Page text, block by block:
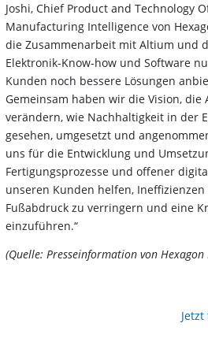
Joshi, Chief Product and Technology
Manufacturing Intelligence von
die Zusammenarbeit mit Altium und
Elektronik-Know-how und Software
Kunden noch bessere Lösungen
Gemeinsam haben wir die Vision, die
verändern, wie Nachhaltigkeit in der
gesehen, umgesetzt und
uns für die Entwicklung und
Fertigungsprozesse und offener
unseren Kunden helfen,
Fußabdruck zu verringern und eine
einzuführen.“
(Quelle: Presseinformation von